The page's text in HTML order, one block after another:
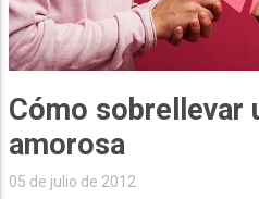
Cómo sobrellevar
amorosa
05 de julio de 2012